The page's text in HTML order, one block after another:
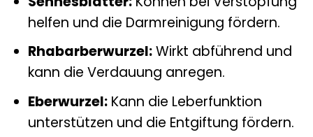
helfen und die Darmreinigung fördern.
Rhabarberwurzel:Wirkt abführend und
kann die Verdauung anregen.
Eberwurzel:Kann die Leberfunktion
unterstützen und die Entgiftung fördern.